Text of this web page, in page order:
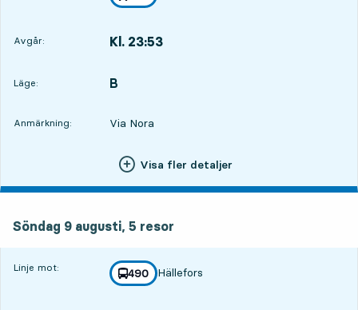
mot
,
Avgår: Kl. 23:53
Läge:
LÄGE, B
,
Anmärkning: Via Nora
Visa fler detaljer
Söndag 9 augusti, 5 resor
Linje mot: linje
490
mot
Hällefors
,